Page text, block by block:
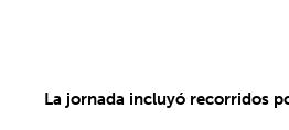
La jornada incluyó recorridos